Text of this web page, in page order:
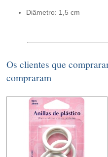
Diâmetro: 1,5 cm
Os clientes que
compraram